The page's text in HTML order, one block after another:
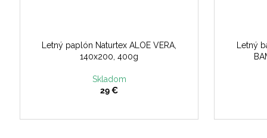
Letný paplón Naturtex ALOE VERA,
140x200, 400g
Skladom
29 €
Letný